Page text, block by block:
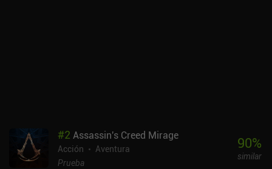
#2 Assassin's Creed Mirage
Acción
Aventura
Prueba
90%
similar